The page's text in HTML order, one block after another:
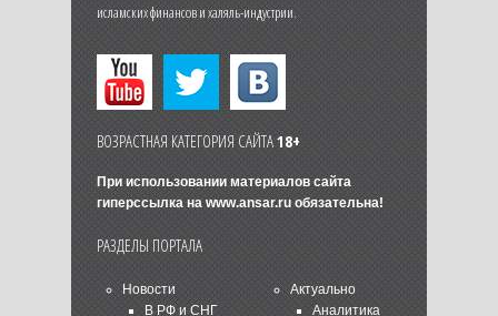
исламских финансов и халяль-индустрии.
ВОЗРАСТНАЯ КАТЕГОРИЯ САЙТА18+
При использовании материалов сайта
гиперссылка на www.ansar.ruобязательна!
РАЗДЕЛЫ ПОРТАЛА
Новости
В РФ и СНГ
Актуально
Аналитика